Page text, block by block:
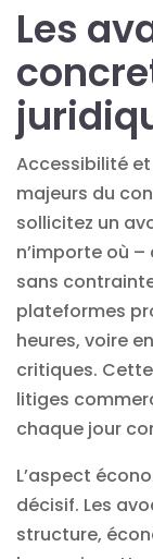
Les
Accessibilité
majeurs du
sollicitez un
n’importe où
sans
plateformes
heures, voire
critiques.
litiges
chaque jour
L’aspect
décisif. Les
structure,